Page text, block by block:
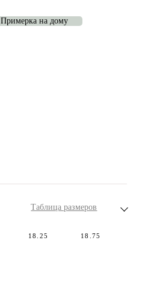
Примерка на дому
Таблица размеров
18.25 18.75